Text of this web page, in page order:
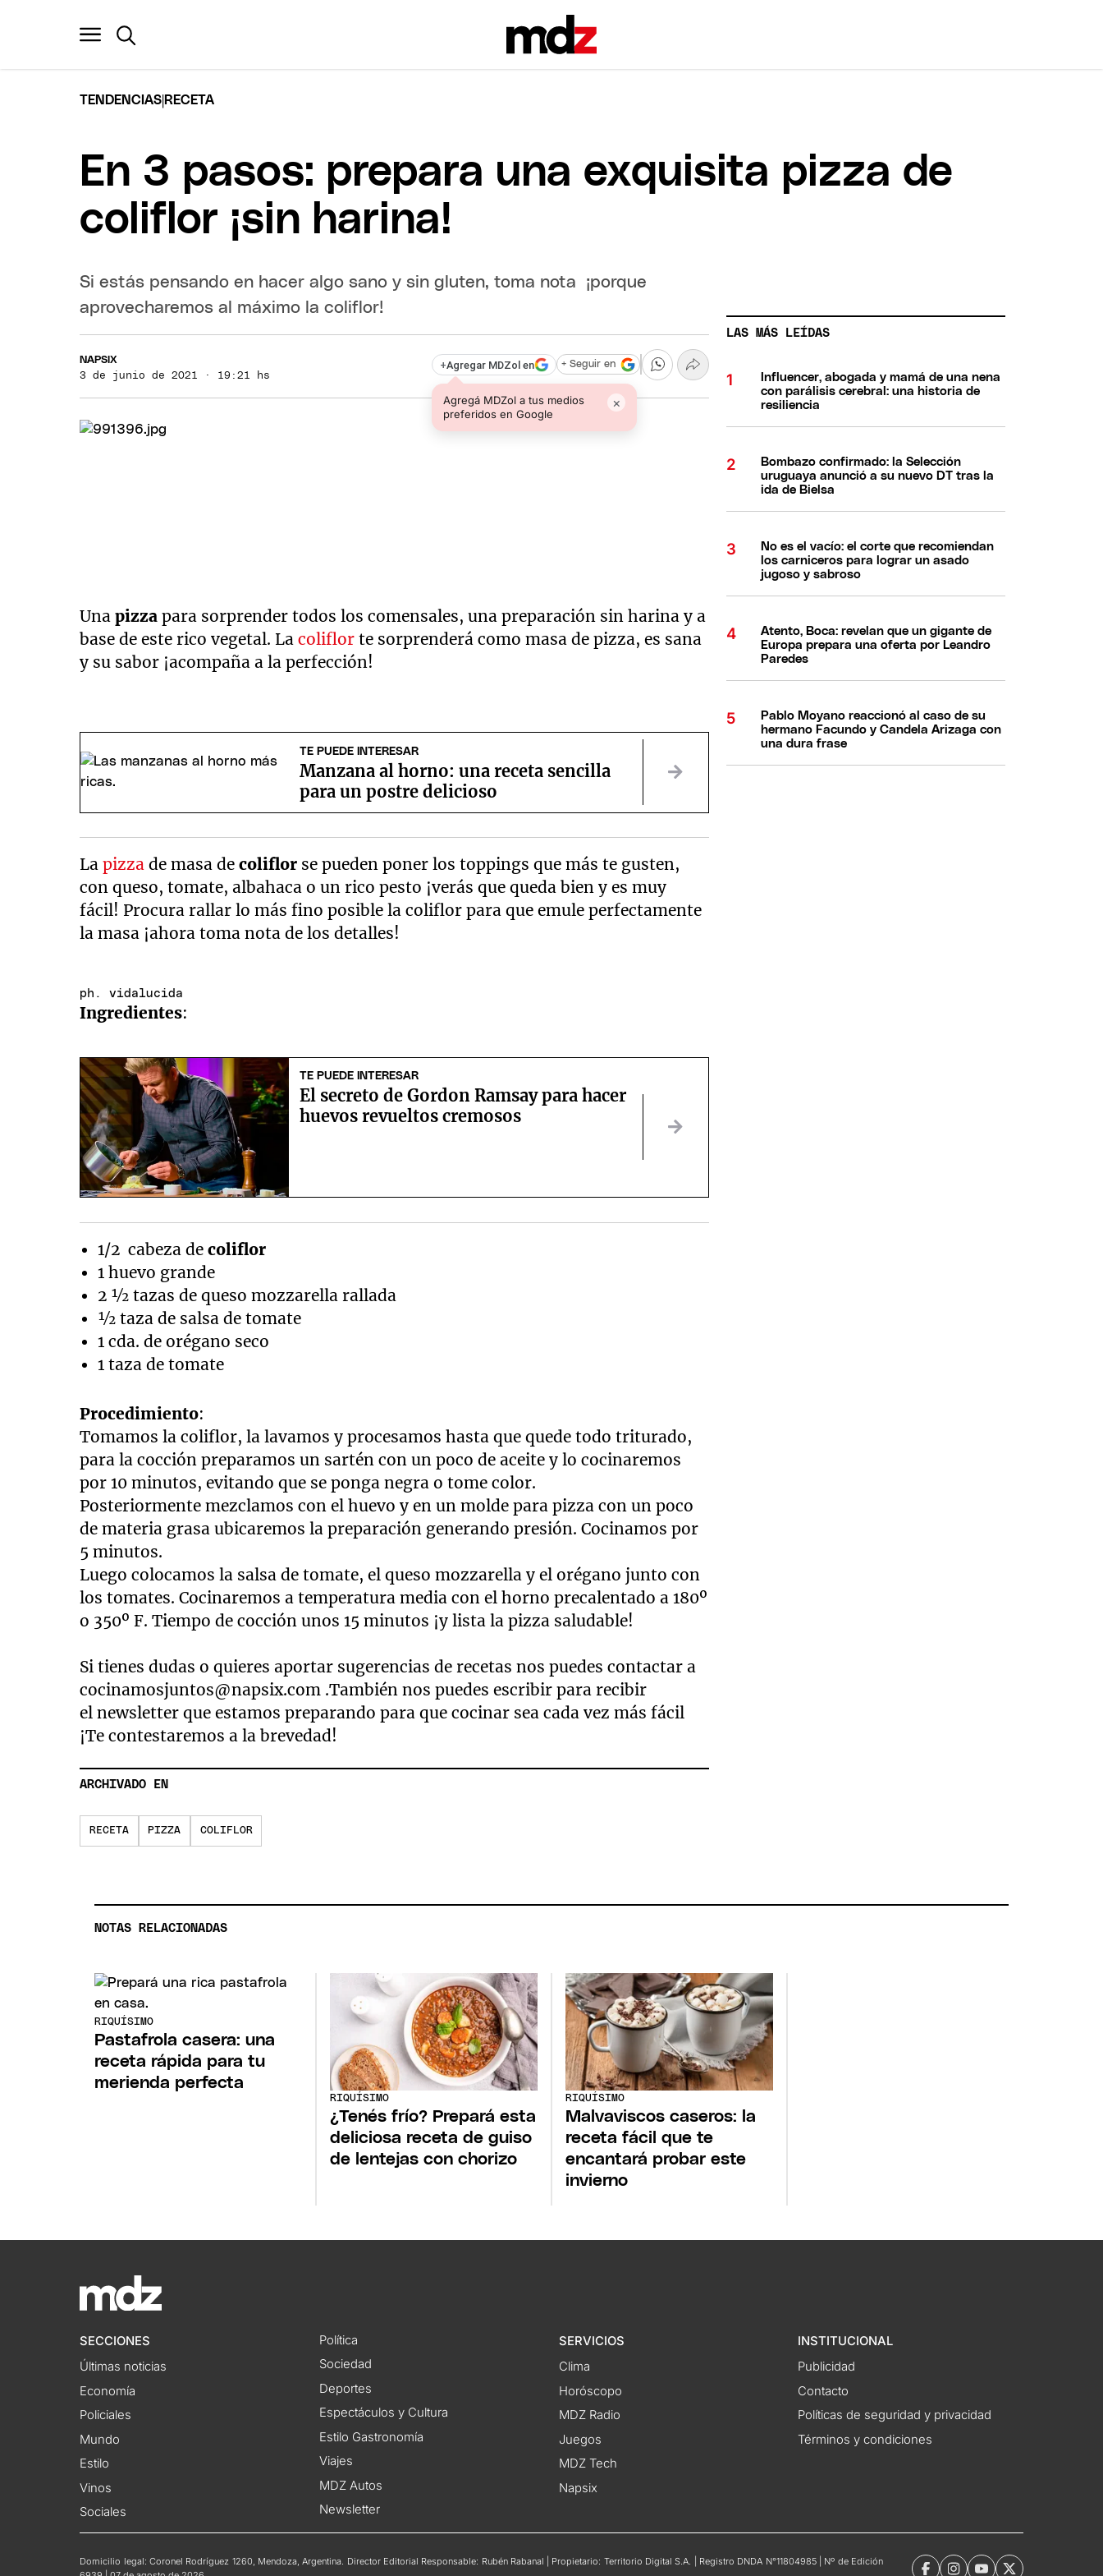
TENDENCIAS RECETA
En 3 pasos: prepara una exquisita pizza de
coliflor ¡sin harina!
Si estás pensando en hacer algo sano y sin gluten, toma nota ¡porque
aprovecharemos al máximo la coliflor!
NAPSIX
3 de junio de 2021 · 19:21 hs
+Agregar MDZol en
Agregá MDZol a tus medios
preferidos en Google
×
+ Seguir en
Unapizzapara sorprender todos los comensales, una preparación sin harina y a
base de este rico vegetal. Lacoliflorte sorprenderá como masa de pizza, es sana
y su sabor ¡acompaña a la perfección!
TE PUEDE INTERESAR
Manzana al horno: una receta sencilla
para un postre delicioso
Lapizzade masa decoliflor se pueden poner los toppings que más te gusten,
con queso, tomate, albahaca o un rico pesto ¡verás que queda bien y es muy
fácil! Procura rallar lo más fino posible la coliflor para que emule perfectamente
la masa ¡ahora toma nota de los detalles!
ph. vidalucida
Ingredientes:
TE PUEDE INTERESAR
El secreto de Gordon Ramsay para hacer
huevos revueltos cremosos
1/2 cabeza de coliflor
1 huevo grande
2 ½ tazas de queso mozzarella rallada
½ taza de salsa de tomate
1 cda. de orégano seco
1 taza de tomate
Procedimiento:
Tomamos la coliflor, la lavamos y procesamos hasta que quede todo triturado,
para la cocción preparamos un sartén con un poco de aceite y lo cocinaremos
por 10 minutos, evitando que se ponga negra o tome color.
Posteriormente mezclamos con el huevo y en un molde para pizza con un poco
de materia grasa ubicaremos la preparación generando presión. Cocinamos por
5 minutos.
Luego colocamos la salsa de tomate, el queso mozzarella y el orégano junto con
los tomates. Cocinaremos a temperatura media con el horno precalentado a 180º
o 350º F. Tiempo de cocción unos 15 minutos ¡y lista la pizza saludable!
Si tienes dudas o quieres aportar sugerencias de recetas nos puedes contactar a
cocinamosjuntos@napsix.com .También nos puedes escribir para recibir
el newsletter que estamos preparando para que cocinar sea cada vez más fácil
¡Te contestaremos a la brevedad!
ARCHIVADO EN
RECETA PIZZA COLIFLOR
LAS MÁS LEÍDAS
Influencer, abogada y mamá de una nena
con parálisis cerebral: una historia de
resiliencia
Bombazo confirmado: la Selección
uruguaya anunció a su nuevo DT tras la
ida de Bielsa
No es el vacío: el corte que recomiendan
los carniceros para lograr un asado
jugoso y sabroso
Atento, Boca: revelan que un gigante de
Europa prepara una oferta por Leandro
Paredes
Pablo Moyano reaccionó al caso de su
hermano Facundo y Candela Arizaga con
una dura frase
NOTAS RELACIONADAS
RIQUÍSIMO
Pastafrola casera: una
receta rápida para tu
merienda perfecta
RIQUÍSIMO
¿Tenés frío? Prepará esta
deliciosa receta de guiso
de lentejas con chorizo
RIQUÍSIMO
Malvaviscos caseros: la
receta fácil que te
encantará probar este
invierno
SECCIONES
Últimas noticias
Economía
Policiales
Mundo
Estilo
Vinos
Sociales
Política
Sociedad
Deportes
Espectáculos y Cultura
Estilo Gastronomía
Viajes
MDZ Autos
Newsletter
SERVICIOS
Clima
Horóscopo
MDZ Radio
Juegos
MDZ Tech
Napsix
INSTITUCIONAL
Publicidad
Contacto
Políticas de seguridad y privacidad
Términos y condiciones
Domicilio legal: Coronel Rodríguez 1260, Mendoza, Argentina. Director Editorial Responsable: Rubén Rabanal | Propietario: Territorio Digital S.A. | Registro DNDA N°11804985 | Nº de Edición